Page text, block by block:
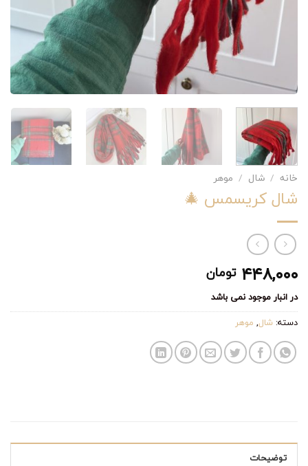
خانه / شال / موهر
شال کریسمس 🎄
۴۴۸,۰۰۰ تومان
در انبار موجود نمی باشد
دسته: شال, موهر
توضیحات